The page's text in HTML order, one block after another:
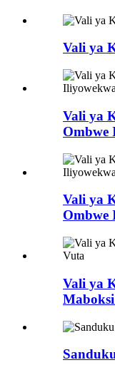
Vali ya
Vali ya
Ombwe
Vali ya
Ombwe
Vali ya